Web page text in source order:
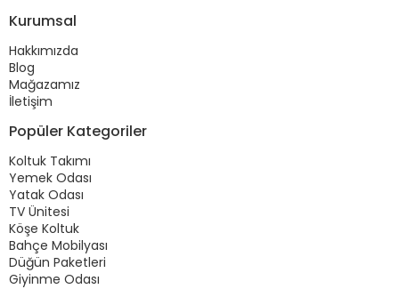
Kurumsal
Hakkımızda
Blog
Mağazamız
İletişim
Popüler Kategoriler
Koltuk Takımı
Yemek Odası
Yatak Odası
TV Ünitesi
Köşe Koltuk
Bahçe Mobilyası
Düğün Paketleri
Giyinme Odası